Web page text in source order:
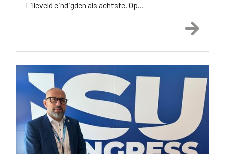
Lilleveld eindigden als achtste. Op…
Lees